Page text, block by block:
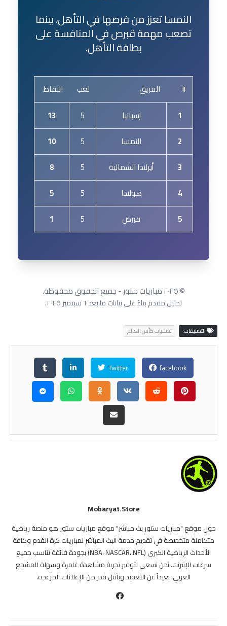
النمسا تعزز من فرصها في التأهل، بينما
تصعب مهمة قبرص في المنافسة على
بطاقة التأهل.
# الفريق لعب
النقاط
1
إسبانيا 5
13
2
النمسا 5
10
3
أيرلندا الشمالية 5
8
4
هولندا 5
5
5
قبرص 5
1
© ٢٠٢٥ مباريات ستور - جميع الحقوق محفوظة.
تحليل مقدم بناءً على بيانات ما بعد ٦ سبتمبر ٢٠٢٥.
التصنيفات: تصفيات كأس العالم
facebook
Twitter
Mobaryat.store
حول موقع "مباريات ستور بث مباشر" موقع مباريات ستور هو منصة رياضية
متكاملة متخصصة في تقديم خدمة البث المباشر لمباريات كرة القدم وكافة
الأحداث الرياضية الكبرى (NBA، NASCAR، NFL) بجودة فائقة تناسب جميع
سرعات الإنترنت. نحن نسعى لتوفير تجربة مشاهدة غامرة وسهلة للمشجع
العربي، بعيداً عن التعقيد وبأقل قدر من الإعلانات المزعجة.